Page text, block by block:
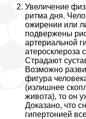
Увеличение
ритма дня.
ожирении или
подвержены
артериальной
атеросклероза
Страдают
Возможно
фигура
(излишнее
живота), то он
Доказано, что
гипертонией